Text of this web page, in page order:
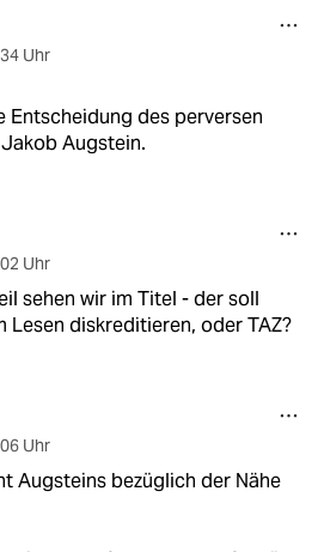
Uhr
Entscheidung des perversen
Augstein.
Uhr
sehen wir im Titel - der soll
Lesen diskreditieren, oder TAZ?
Uhr
Augsteins bezüglich der Nähe